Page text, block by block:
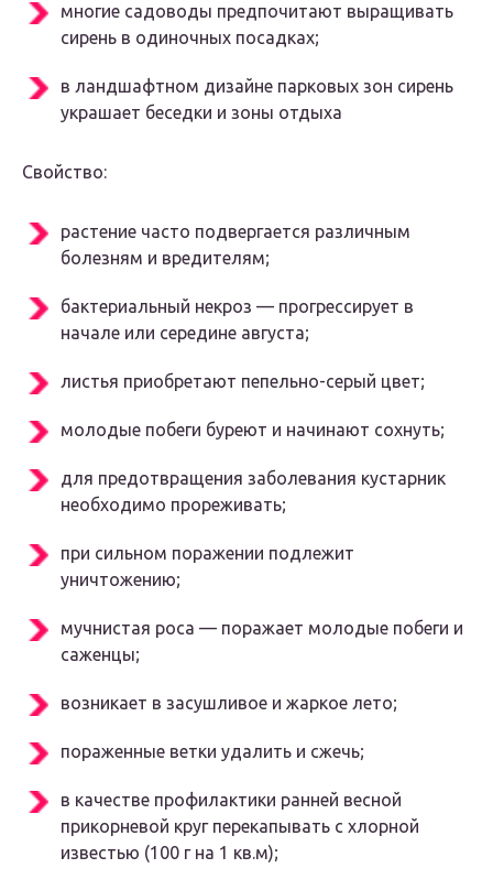
многие садоводы предпочитают выращивать
сирень в одиночных посадках;
в ландшафтном дизайне парковых зон сирень
украшает беседки и зоны отдыха
Свойство:
растение часто подвергается различным
болезням и вредителям;
бактериальный некроз — прогрессирует в
начале или середине августа;
листья приобретают пепельно-серый цвет;
молодые побеги буреют и начинают сохнуть;
для предотвращения заболевания кустарник
необходимо прореживать;
при сильном поражении подлежит
уничтожению;
мучнистая роса — поражает молодые побеги и
саженцы;
возникает в засушливое и жаркое лето;
пораженные ветки удалить и сжечь;
в качестве профилактики ранней весной
прикорневой круг перекапывать с хлорной
известью (100 г на 1 кв.м);